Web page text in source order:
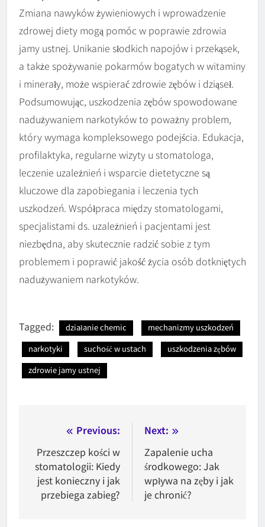
Zmiana nawyków żywieniowych i wprowadzenie
zdrowej diety mogą pomóc w poprawie zdrowia
jamy ustnej. Unikanie słodkich napojów i przekąsek,
a także spożywanie pokarmów bogatych w witaminy
i minerały, może wspierać zdrowie zębów i dziąseł.
Podsumowując, uszkodzenia zębów spowodowane
nadużywaniem narkotyków to poważny problem,
który wymaga kompleksowego podejścia. Edukacja,
profilaktyka, regularne wizyty u stomatologa,
leczenie uzależnień i wsparcie dietetyczne są
kluczowe dla zapobiegania i leczenia tych
uszkodzeń. Współpraca między stomatologami,
specjalistami ds. uzależnień i pacjentami jest
niezbędna, aby skutecznie radzić sobie z tym
problemem i poprawić jakość życia osób dotkniętych
nadużywaniem narkotyków.
Tagged: działanie chemic
mechanizmy uszkodzeń
narkotyki
suchość w ustach
uszkodzenia zębów
zdrowie jamy ustnej
Nawigacja
wpisu
Previous:
Przeszczep kości w
stomatologii: Kiedy
jest konieczny i jak
przebiega zabieg?
Next:
Zapalenie ucha
środkowego: Jak
wpływa na zęby i jak
je chronić?